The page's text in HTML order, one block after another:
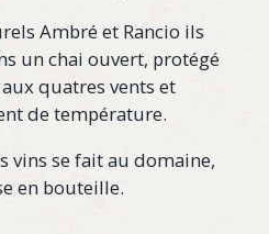
Ambré et Rancio ils
un chai ouvert, protégé
quatres vents et
de température.
vins se fait au domaine,
en bouteille.